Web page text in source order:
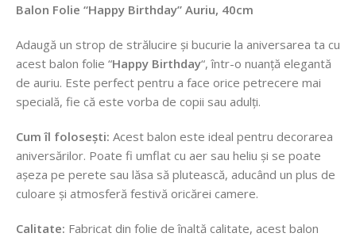
Balon Folie “Happy Birthday” Auriu, 40cm
Adaugă un strop de strălucire și bucurie la aniversarea ta cu
acest balon folie “Happy Birthday“, într-o nuanță elegantă
de auriu. Este perfect pentru a face orice petrecere mai
specială, fie că este vorba de copii sau adulți.
Cum îl folosești: Acest balon este ideal pentru decorarea
aniversărilor. Poate fi umflat cu aer sau heliu și se poate
așeza pe perete sau lăsa să plutească, aducând un plus de
culoare și atmosferă festivă oricărei camere.
Calitate: Fabricat din folie de înaltă calitate, acest balon